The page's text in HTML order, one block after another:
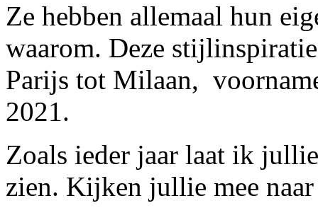
Ze hebben allemaal hun
waarom. Deze
Parijs tot Milaan,
2021.
Zoals ieder jaar laat ik
zien. Kijken jullie mee